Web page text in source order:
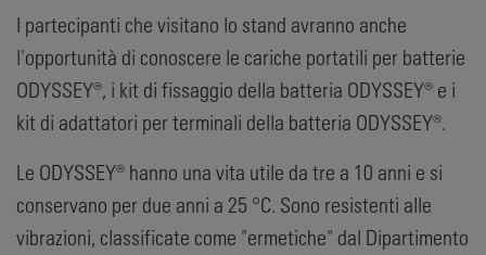
I partecipanti che visitano lo stand avranno anche
l'opportunità di conoscere le cariche portatili per batterie
ODYSSEY®, i kit di fissaggio della batteria ODYSSEY® e i
kit di adattatori per terminali della batteria ODYSSEY®.
Le ODYSSEY® hanno una vita utile da tre a 10 anni e si
conservano per due anni a 25 °C. Sono resistenti alle
vibrazioni, classificate come "ermetiche" dal Dipartimento